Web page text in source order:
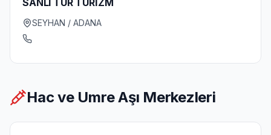
SANLI TUR TURİZM
SEYHAN / ADANA
Hac ve Umre Aşı Merkezleri